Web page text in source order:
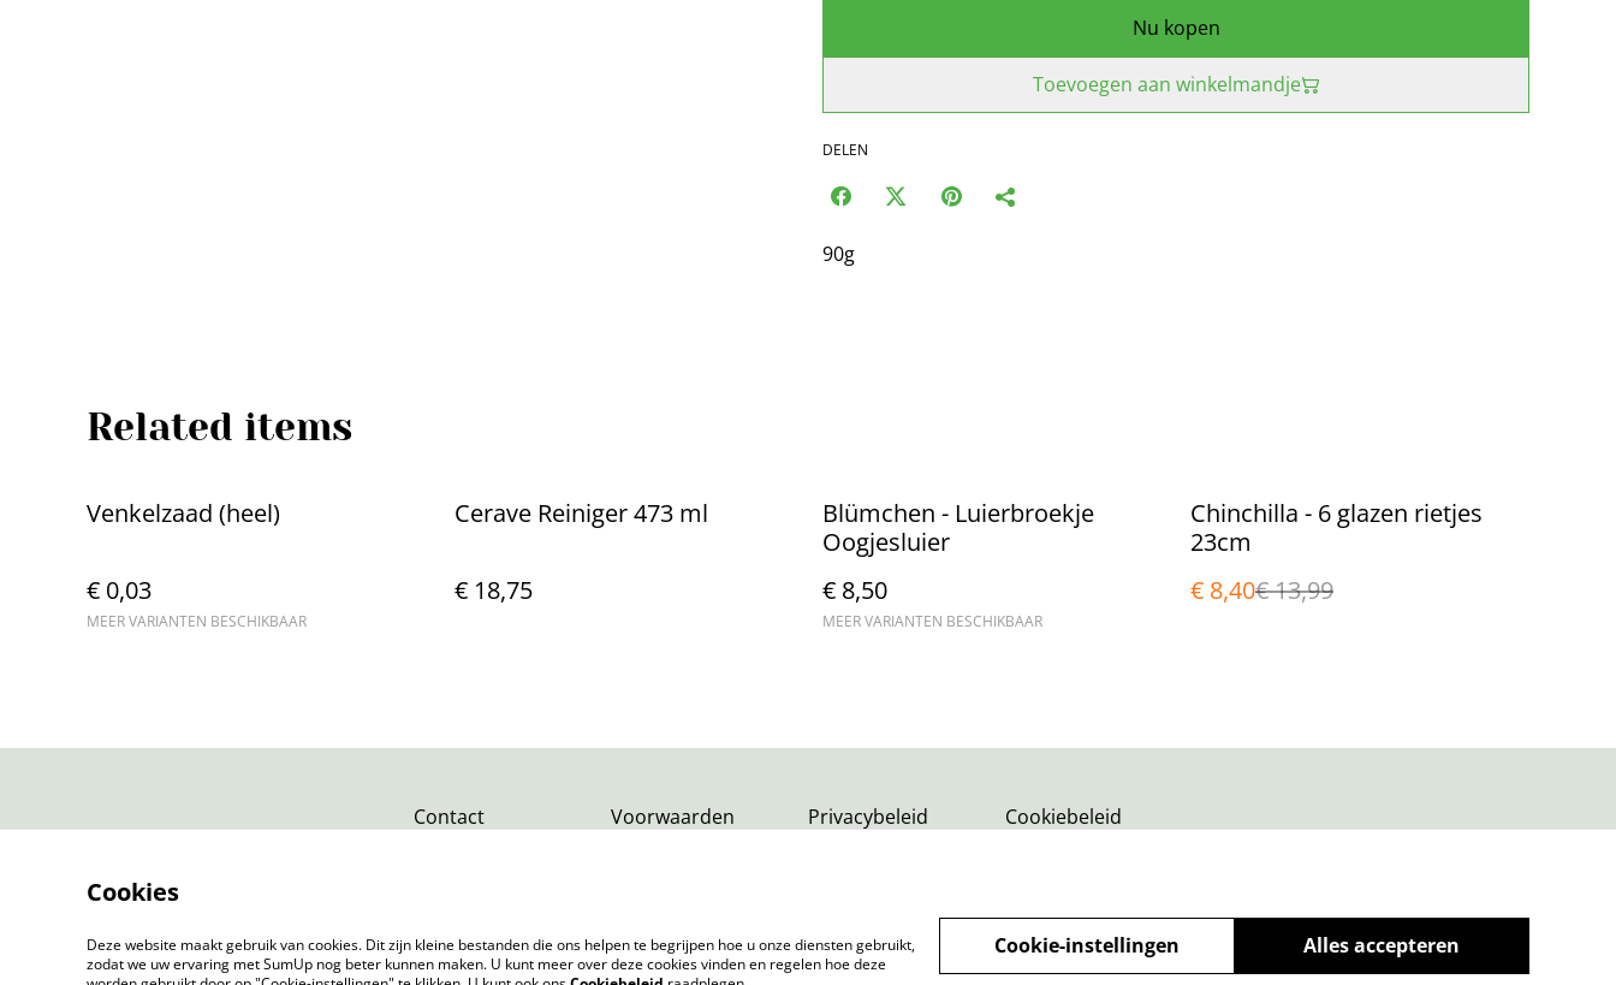
Nu kopen
Toevoegen aan winkelmandje
DELEN
90g
Related items
Venkelzaad (heel)
€ 0,03
MEER VARIANTEN BESCHIKBAAR
Cerave Reiniger 473 ml
€ 18,75
Blümchen - Luierbroekje
Oogjesluier
€ 8,50
MEER VARIANTEN BESCHIKBAAR
%
Chinchilla - 6 glazen rietjes
23cm
€ 8,40€ 13,99
Contact Voorwaarden Privacybeleid Cookiebeleid
Cookies
Deze website maakt gebruik van cookies. Dit zijn kleine bestanden die ons helpen te begrijpen hoe u onze diensten gebruikt,
zodat we uw ervaring met SumUp nog beter kunnen maken. U kunt meer over deze cookies vinden en regelen hoe deze
Alles accepteren
Cookie-instellingen